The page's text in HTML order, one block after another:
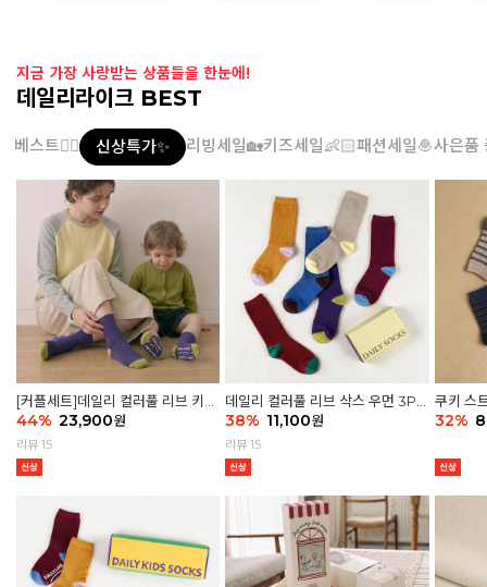
지금 가장 사랑받는 상품들을 한눈에!
데일리라이크 BEST
베스트👍🏻 신상특가✨ 리빙세일🏡키즈세일👶🏻패션세일🧆사은품
[커플세트]데일리 컬러풀 리브 키즈
6P & 우먼3P 삭스세트
44% 23,900원
리뷰 15
데일리 컬러풀 리브 삭스 우먼 3P
세트
38% 11,100원
리뷰 15
쿠키 스
32%